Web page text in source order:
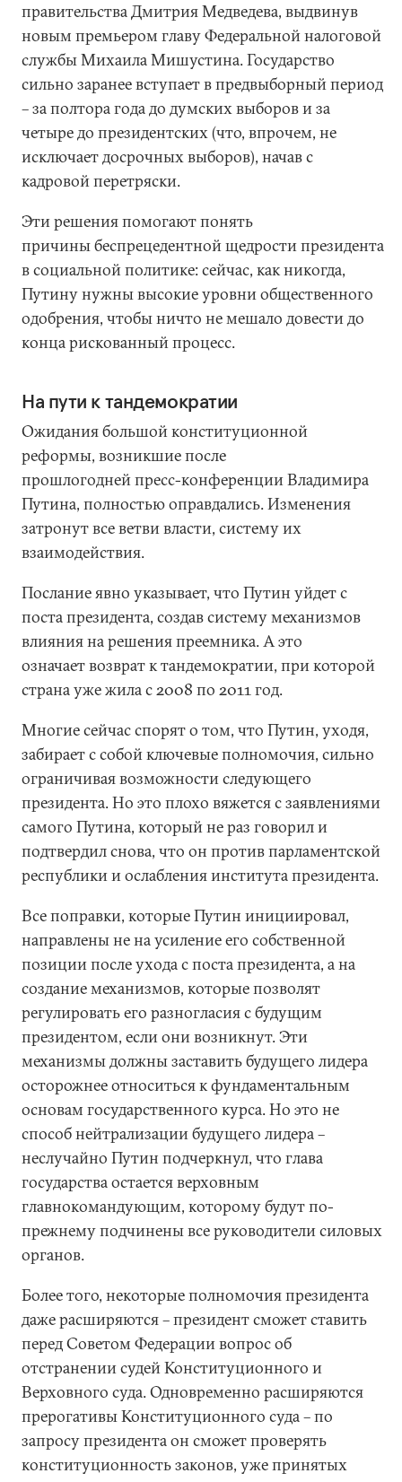
правительства Дмитрия Медведева, выдвинув
новым премьером главу Федеральной налоговой
службы Михаила Мишустина. Государство
сильно заранее вступает в предвыборный период
– за полтора года до думских выборов и за
четыре до президентских (что, впрочем, не
исключает досрочных выборов), начав с
кадровой перетряски.
Эти решения помогают понять
причины беспрецедентной щедрости президента
в социальной политике: сейчас, как никогда,
Путину нужны высокие уровни общественного
одобрения, чтобы ничто не мешало довести до
конца рискованный процесс.
На пути к тандемократии
Ожидания большой конституционной
реформы, возникшие после
прошлогодней пресс-конференции Владимира
Путина, полностью оправдались. Изменения
затронут все ветви власти, систему их
взаимодействия.
Послание явно указывает, что Путин уйдет с
поста президента, создав систему механизмов
влияния на решения преемника. А это
означает возврат к тандемократии, при которой
страна уже жила с 2008 по 2011 год.
Многие сейчас спорят о том, что Путин, уходя,
забирает с собой ключевые полномочия, сильно
ограничивая возможности следующего
президента. Но это плохо вяжется с заявлениями
самого Путина, который не раз говорил и
подтвердил снова, что он против парламентской
республики и ослабления института президента.
Все поправки, которые Путин инициировал,
направлены не на усиление его собственной
позиции после ухода с поста президента, а на
создание механизмов, которые позволят
регулировать его разногласия с будущим
президентом, если они возникнут. Эти
механизмы должны заставить будущего лидера
осторожнее относиться к фундаментальным
основам государственного курса. Но это не
способ нейтрализации будущего лидера –
неслучайно Путин подчеркнул, что глава
государства остается верховным
главнокомандующим, которому будут по-
прежнему подчинены все руководители силовых
органов.
Более того, некоторые полномочия президента
даже расширяются – президент сможет ставить
перед Советом Федерации вопрос об
отстранении судей Конституционного и
Верховного суда. Одновременно расширяются
прерогативы Конституционного суда – по
запросу президента он сможет проверять
конституционность законов, уже принятых